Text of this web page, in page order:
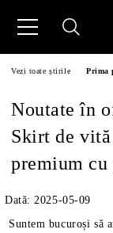
Vezi toate știrile Prima
Noutate în
Skirt de
premium cu
Dată: 2025-05-09
Suntem bucuroși să